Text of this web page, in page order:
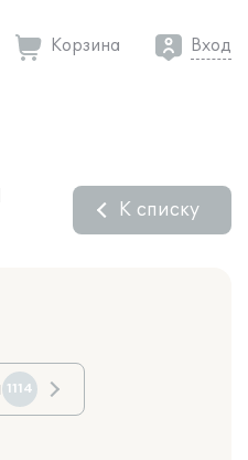
Корзина Вход
К списку
1114